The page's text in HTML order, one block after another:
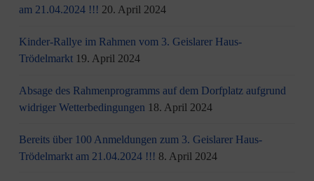
am 21.04.2024 !!! 20. April 2024
Kinder-Rallye im Rahmen vom 3. Geislarer Haus-
Trödelmarkt 19. April 2024
Absage des Rahmenprogramms auf dem Dorfplatz aufgrund
widriger Wetterbedingungen 18. April 2024
Bereits über 100 Anmeldungen zum 3. Geislarer Haus-
Trödelmarkt am 21.04.2024 !!! 8. April 2024